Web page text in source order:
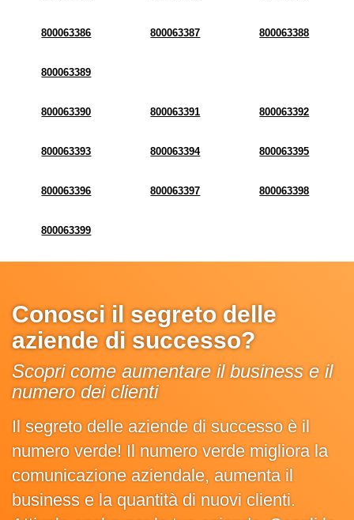
800063386 800063387 800063388
800063389
800063390 800063391 800063392
800063393 800063394 800063395
800063396 800063397 800063398
800063399
Conosci il segreto delle
aziende di successo?
Scopri come aumentare il business e il
numero dei clienti
Il segreto delle aziende di successo è il
numero verde! Il numero verde migliora la
comunicazione aziendale, aumenta il
business e la quantità di nuovi clienti.